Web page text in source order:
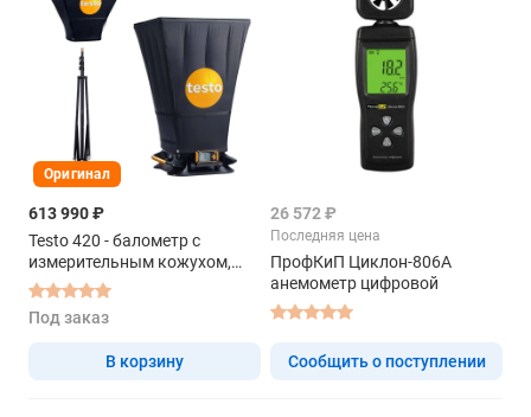
Оригинал
613 990 ₽
Testo 420 - балометр с
измерительным кожухом,
штативом и первичной
поверкой
Под заказ
В корзину
26 572 ₽
Последняя цена
ПрофКиП Циклон-806А
анемометр цифровой
Сообщить о поступлении